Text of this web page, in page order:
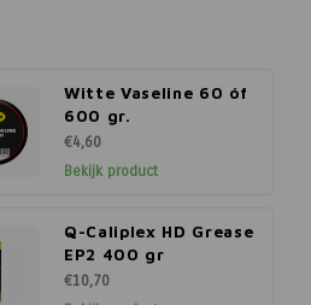
Witte Vaseline 60 óf
600 gr.
€4,60
Bekijk product
Q-Caliplex HD Grease
EP2 400 gr
€10,70